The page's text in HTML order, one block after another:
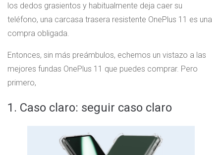
los dedos grasientos y habitualmente deja caer su
teléfono, una carcasa trasera resistente OnePlus 11 es una
compra obligada.
Entonces, sin más preámbulos, echemos un vistazo a las
mejores fundas OnePlus 11 que puedes comprar. Pero
primero,
1. Caso claro: seguir caso claro